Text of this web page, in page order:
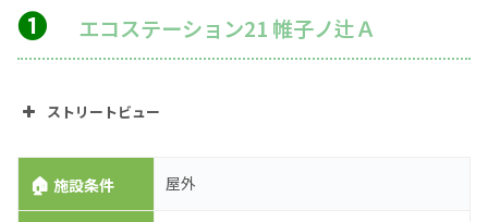
➊ エコステーション21 帷子ノ辻Ａ
ストリートビュー
🏠施設条件 屋外